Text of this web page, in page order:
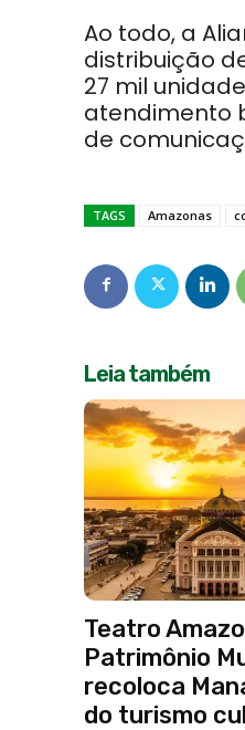
Ao todo, a
distribuição
27 mil
atendimento
de
TAGS Amazonas
Leia também
Teatro
Patrimônio
recoloca
do turismo